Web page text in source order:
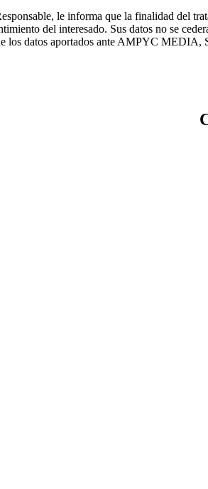
le informa que la finalidad del
del interesado. Sus datos no se
los datos aportados ante AMPYC MEDIA,